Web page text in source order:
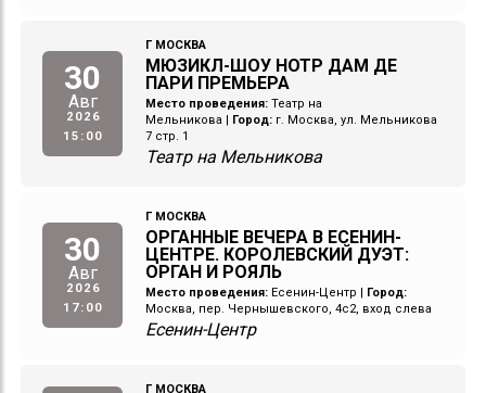
30
Авг
2026
15:00
Г МОСКВА
МЮЗИКЛ-ШОУ НОТР ДАМ ДЕ
ПАРИ ПРЕМЬЕРА
Место проведения: Театр на
Мельникова | Город: г. Москва, ул. Мельникова
7 стр. 1
Театр на Мельникова
30
Авг
2026
17:00
Г МОСКВА
ОРГАННЫЕ ВЕЧЕРА В ЕСЕНИН-
ЦЕНТРЕ. КОРОЛЕВСКИЙ ДУЭТ:
ОРГАН И РОЯЛЬ
Место проведения: Есенин-Центр | Город:
Москва, пер. Чернышевского, 4с2, вход слева
Есенин-Центр
Г МОСКВА